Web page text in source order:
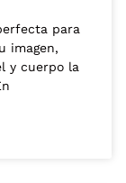
para
imagen,
y cuerpo la